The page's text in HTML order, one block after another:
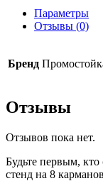
Параметры
Отзывы (0)
Бренд
Отзывы
Отзывов пока нет.
Будьте первым,
стенд на 8